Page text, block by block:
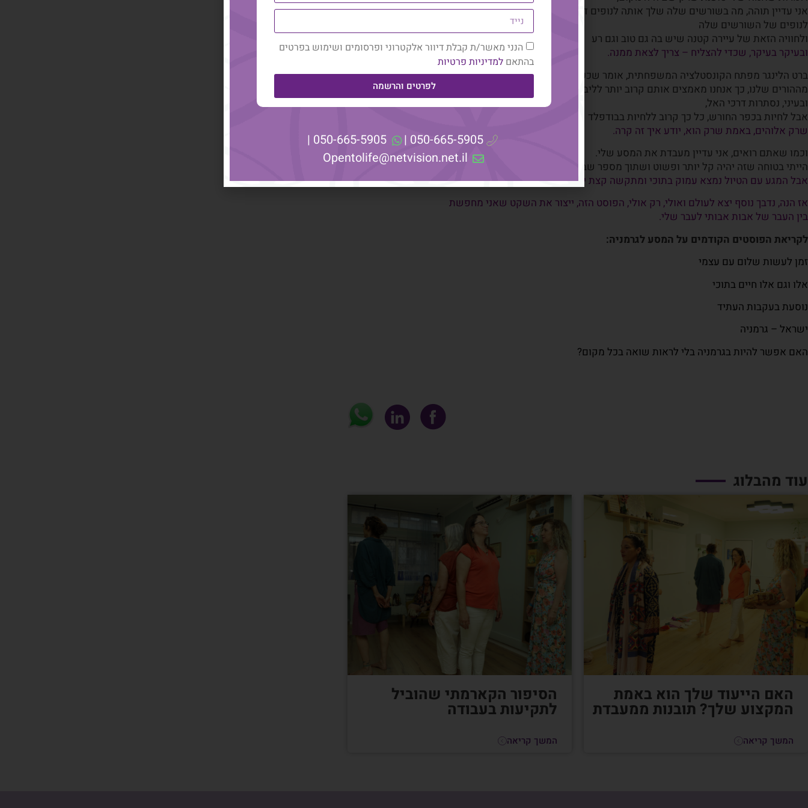
אני עדיין תוהה, מה בשורשים שלה שלך אותה לנופים דומים
לנופים של השורשים שלה
ולחוויה הזאת של עיירה קטנה שיש בה גם טוב וגם רע
ובעיקר בעיקר, שכדי להצליח – צריך לצאת ממנה.
ברט הלינגר מפתח הקונסטלציה המשפחתית, אומר שככל שאנחנו הולכים רחוק יותר
מההורים שלנו, כך אנחנו מאמצים אותם קרוב יותר לליבנו.
ובעיני, נסתרות דרכי האל,
אבל לחיות בכפר החורש, כל כך קרוב ללחיות בבודפלד
שרק אלוהים, באמת שרק הוא, יודע איך זה קרה.
וכמו שאתם רואים, אני עדיין מעבדת את המסע שלי.
הייתי בטוחה שזה יהיה קל יותר ופשוט ושתוך מספר שבועות קטן אסיים את הכתיבה ואמשיך
אבל המגע עם הטיול נמצא עמוק בתוכי ומתקשה קצת יותר לצאת החוצה לאוויר.
אז הנה, נדבך נוסף יצא לעולם ואולי, רק אולי, הפוסט הזה, ייצור את השקט שאני מחפשת
בין העבר של אבות אבותי לעבר שלי.
לקריאת הפוסטים הקודמים על המסע לגרמניה:
זמן לעשות שלום עם עצמי
אלו וגם אלו חיים בתוכי
נוסעת בעקבות העתיד
ישראל – גרמניה
האם אפשר להיות בגרמניה בלי לראות שואה בכל מקום?
עוד מהבלוג
האם הייעוד שלך הוא באמת
המקצוע שלך? תובנות ממעבדת
המשך קריאה
הסיפור הקארמתי שהוביל
לתקיעות בעבודה
המשך קריאה
הנני מאשר/ת קבלת דיוור אלקטרוני ופרסומים ושימוש בפרטים
בהתאםלמדיניות פרטיות
לפרטים והרשמה
050-665-5905 |
050-665-5905 |
Opentolife@netvision.net.il